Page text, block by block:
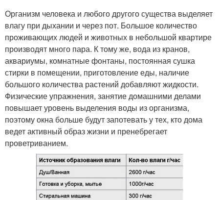
Организм человека и любого другого существа выделяет
влагу при дыхании и через пот. Большое количество
проживающих людей и животных в небольшой квартире
производят много пара. К тому же, вода из кранов,
аквариумы, комнатные фонтаны, постоянная сушка
стирки в помещении, приготовление еды, наличие
большого количества растений добавляют жидкости.
Физические упражнения, занятие домашними делами
повышает уровень выделения воды из организма,
поэтому окна больше будут запотевать у тех, кто дома
ведет активный образ жизни и пренебрегает
проветриванием.